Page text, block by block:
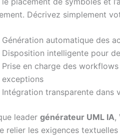
Décrivez simplement
Génération automatique des
Disposition intelligente pour
Prise en charge des
exceptions
Intégration transparente dans
leader générateur UML IA,
relier les exigences